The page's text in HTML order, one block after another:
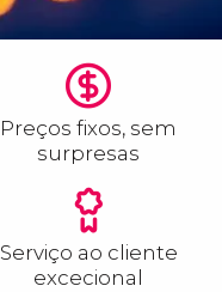
Preços fixos, sem
surpresas
Serviço ao cliente
excecional